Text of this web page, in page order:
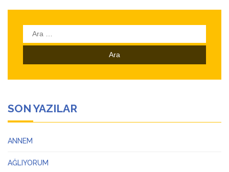
Arama:
SON YAZILAR
ANNEM
AĞLIYORUM